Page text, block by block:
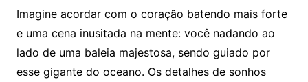
Imagine acordar com o coração batendo mais forte
e uma cena inusitada na mente: você nadando ao
lado de uma baleia majestosa, sendo guiado por
esse gigante do oceano. Os detalhes de sonhos